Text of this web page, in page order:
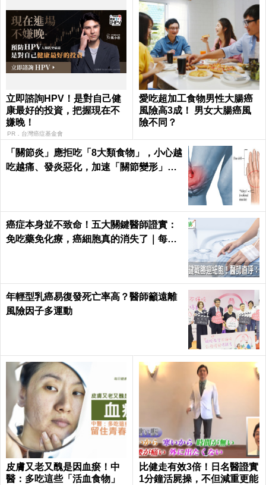
立即諮詢HPV！是對自己健
康最好的投資，把握現在不
嫌晚！
PR．台灣癌症基金會
愛吃超加工食物男性大腸癌
風險高3成！ 男女大腸癌風
險不同？
「關節炎」應拒吃「8大類食物」，小心越
吃越痛、發炎惡化，加速「關節變形」！
癌症本身並不致命！五大關鍵醫師證實：
免吃藥免化療，癌細胞真的消失了｜每日
年輕型乳癌易復發死亡率高？醫師籲遠離
風險因子多運動
皮膚又老又醜是因血瘀！中
醫：多吃這些「活血食物」
比健走有效3倍！日名醫證實
1分鐘活屍操，不但減重更能